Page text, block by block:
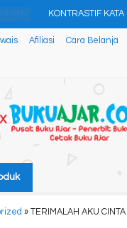
KONTRASTIF
Buku Referensi
Driving Digital
Adaptasi Ikan
BERHENTI
KUMPULAN
Afiliasi Cara Belanja
» TERIMALAH AKU